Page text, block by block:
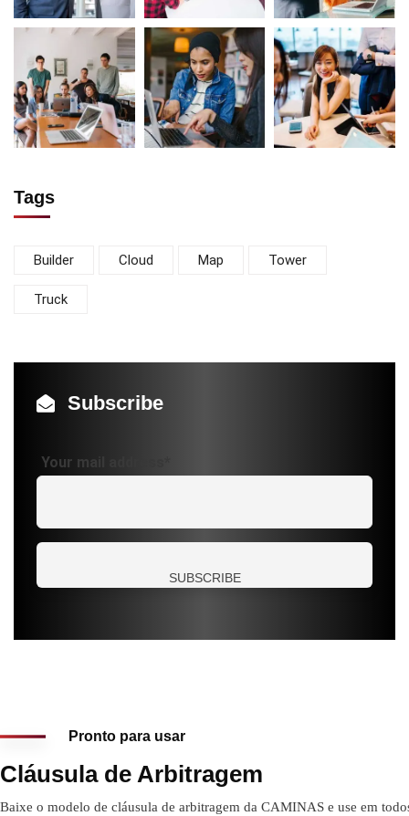
Tags
Builder Cloud Map Tower
Truck
Subscribe
Your mail address*
Pronto para usar
Cláusula de Arbitragem
Baixe o modelo de cláusula de arbitragem da CAMINAS e use em